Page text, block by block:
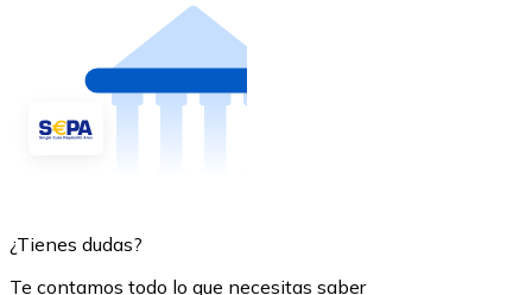
¿Tienes dudas?
Te contamos todo lo que necesitas saber